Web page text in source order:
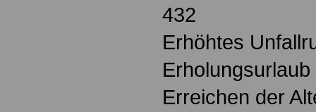
432
Erhöhtes
Erholungsurlaub
Erreichen der